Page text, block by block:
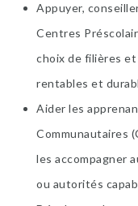
Appuyer,
Centres
choix de filières
rentables et
Aider les
Communautaires
les accompagner
ou autorités